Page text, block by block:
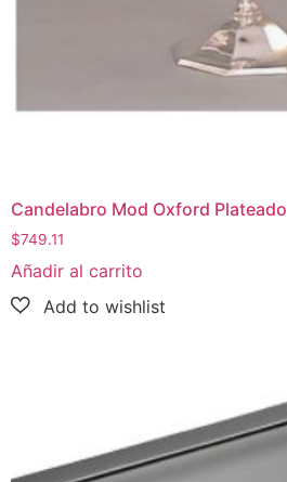
Candelabro Mod Oxford Plateado
$749.11
Añadir al carrito